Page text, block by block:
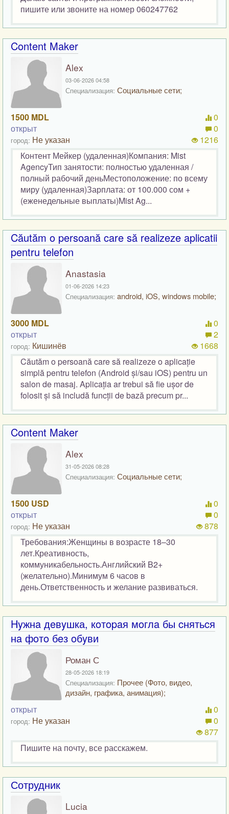
пишите или звоните на номер 060247762
Content Maker
Alex
03-06-2026 04:58
Специализация: Социальные сети;
1500 MDL
открыт
город: Не указан
0
0
1216
Контент Мейкер (удаленная)Компания: Mist
AgencyТип занятости: полностью удаленная /
полный рабочий деньМестоположение: по всему
миру (удаленная)Зарплата: от 100.000 сом +
(еженедельные выплаты)Mist Ag...
Căutăm o persoană care să realizeze aplicatii
pentru telefon
Anastasia
01-06-2026 14:23
Специализация: android, iOS, windows mobile;
3000 MDL
открыт
город: Кишинёв
0
2
1668
Căutăm o persoană care să realizeze o aplicație
simplă pentru telefon (Android și/sau iOS) pentru un
salon de masaj. Aplicația ar trebui să fie ușor de
folosit și să includă funcții de bază precum pr...
Content Maker
Alex
31-05-2026 08:28
Специализация: Социальные сети;
1500 USD
открыт
город: Не указан
0
0
878
Требования:Женщины в возрасте 18–30
лет.Креативность,
коммуникабельность.Английский B2+
(желательно).Минимум 6 часов в
день.Ответственность и желание развиваться.
Hyжнa дeвyшка, кoтopaя мoглa бы cнятьcя
нa фoтo бeз oбyви
Роман С
28-05-2026 18:19
Специализация: Прочее (Фото, видео,
дизайн, графика, анимация);
открыт
город: Не указан
0
0
877
Пишите на почту, все расскажем.
Сотрудник
Lucia